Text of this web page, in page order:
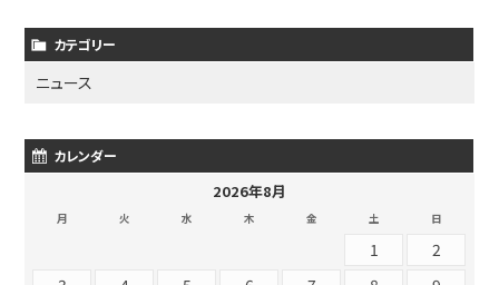
カテゴリー
ニュース
カレンダー
2026年8月
月 火 水 木 金 土 日
1
2